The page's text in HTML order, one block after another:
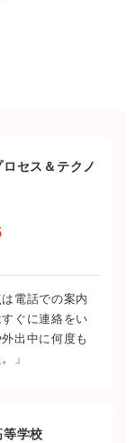
セス＆テクノ
電話での案内
ぐに連絡をい
出中に何度も
」
等学校